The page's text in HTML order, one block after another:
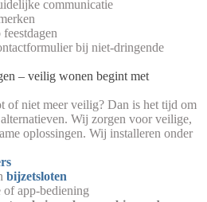
communicatie
bij niet-dringende
– veilig wonen begint met
of niet meer veilig? Dan is het tijd om
Wij zorgen voor veilige,
oplossingen. Wij installeren onder
bijzetsloten
of app-bediening